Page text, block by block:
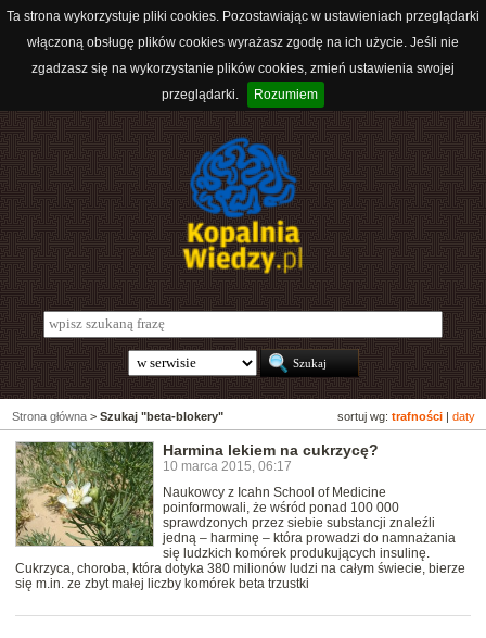
Ta strona wykorzystuje pliki cookies. Pozostawiając w ustawieniach przeglądarki
włączoną obsługę plików cookies wyrażasz zgodę na ich użycie. Jeśli nie
zgadzasz się na wykorzystanie plików cookies, zmień ustawienia swojej
przeglądarki.
Rozumiem
sortuj wg: trafności daty
Strona główna > Szukaj "beta-blokery"
Harmina lekiem na cukrzycę?
10 marca 2015, 06:17
Naukowcy z Icahn School of Medicine
poinformowali, że wśród ponad 100 000
sprawdzonych przez siebie substancji znaleźli
jedną – harminę – która prowadzi do namnażania
się ludzkich komórek produkujących insulinę.
Cukrzyca, choroba, która dotyka 380 milionów ludzi na całym świecie, bierze
się m.in. ze zbyt małej liczby komórek beta trzustki